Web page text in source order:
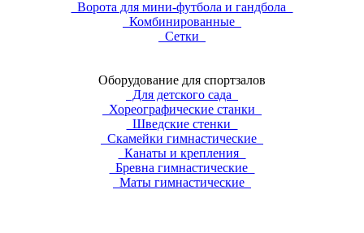
Ворота для мини-футбола и гандбола
Комбинированные
Сетки
Оборудование для спортзалов
Для детского сада
Хореографические станки
Шведские стенки
Скамейки гимнастические
Канаты и крепления
Бревна гимнастические
Маты гимнастические